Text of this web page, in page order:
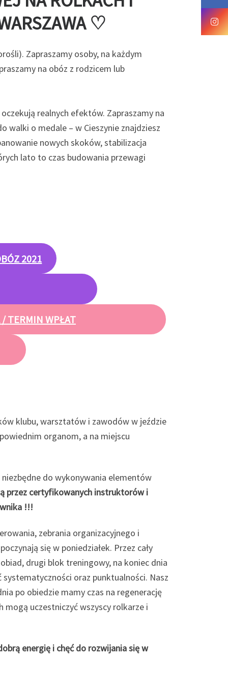
♡
Zapraszamy osoby, na każdym
na obóz z rodzicem lub
realnych efektów. Zapraszamy na
walki o medale – w Cieszynie znajdziesz
nowych skoków, stabilizacja
lato to czas budowania przewagi
2021
/ TERMIN WPŁAT
klubu, warsztatów i zawodów w jeździe
organom, a na miejscu
do wykonywania elementów
przez certyfikowanych instruktorów i
!!!
zebrania organizacyjnego i
się w poniedziałek. Przez cały
drugi blok treningowy, na koniec dnia
oraz punktualności. Nasz
po obiedzie mamy czas na regenerację
mogą uczestniczyć wszyscy rolkarze i
energię i chęć do rozwijania się w